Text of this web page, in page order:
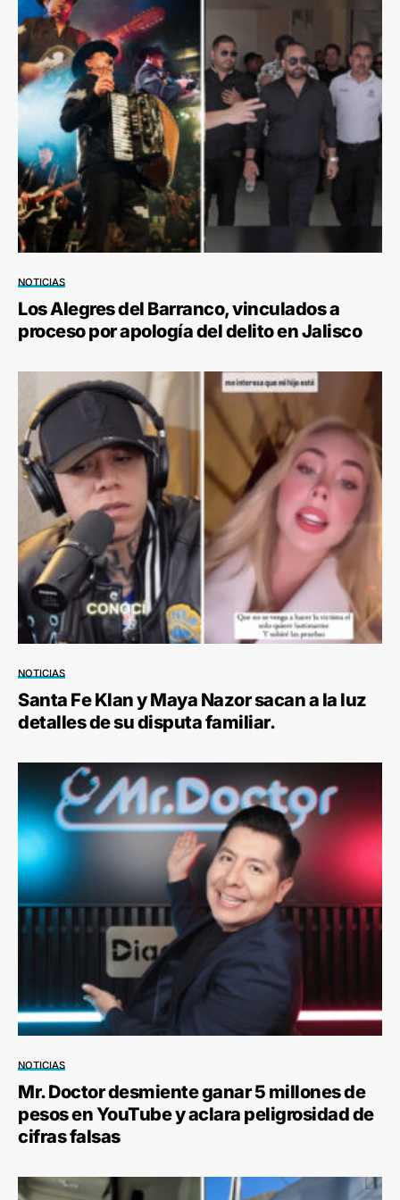
NOTICIAS
Los Alegres del Barranco, vinculados a
proceso por apología del delito en Jalisco
NOTICIAS
Santa Fe Klan y Maya Nazor sacan a la luz
detalles de su disputa familiar.
NOTICIAS
Mr. Doctor desmiente ganar 5 millones de
pesos en YouTube y aclara peligrosidad de
cifras falsas